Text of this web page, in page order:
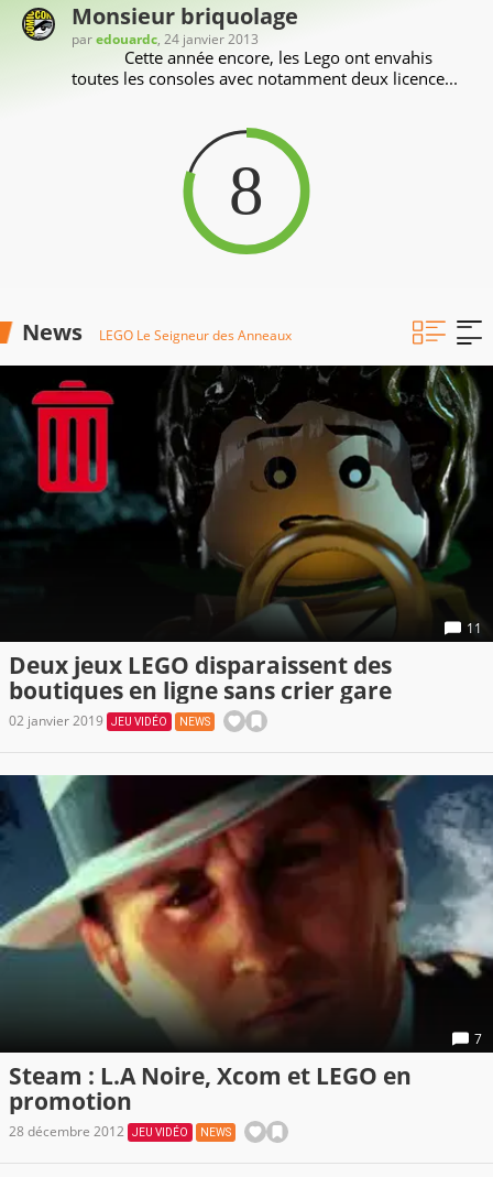
Monsieur briquolage
paredouardc, 24 janvier 2013
Cette année encore, les Lego ont envahis
toutes les consoles avec notamment deux licence...
8
News LEGO Le Seigneur des Anneaux
11
Deux jeux LEGO disparaissent des
boutiques en ligne sans crier gare
02 janvier 2019 JEU VIDÉO NEWS
7
Steam : L.A Noire, Xcom et LEGO en
promotion
28 décembre 2012 JEU VIDÉO NEWS